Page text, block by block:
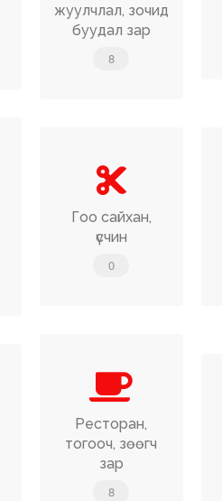
жуулчлал, зочид
буудал зар
8
Гоо сайхан,
үсчин
0
Ресторан,
тогооч, зөөгч
зар
8